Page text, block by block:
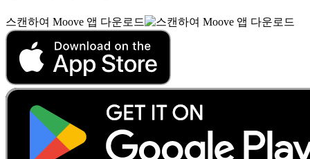
스캔하여 Moove 앱 다운로드